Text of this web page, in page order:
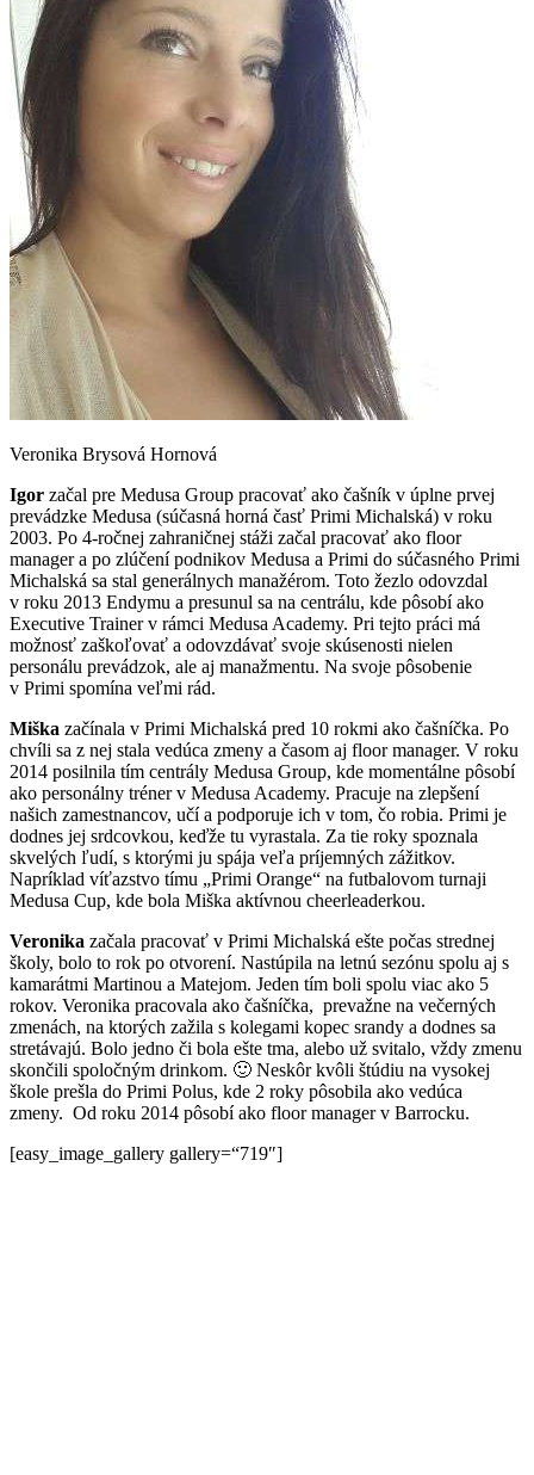
Veronika Brysová Hornová
Igor začal pre Medusa Group pracovať ako čašník v úplne prvej
prevádzke Medusa (súčasná horná časť Primi Michalská) v roku
2003. Po 4-ročnej zahraničnej stáži začal pracovať ako floor
manager a po zlúčení podnikov Medusa a Primi do súčasného Primi
Michalská sa stal generálnych manažérom. Toto žezlo odovzdal
v roku 2013 Endymu a presunul sa na centrálu, kde pôsobí ako
Executive Trainer v rámci Medusa Academy. Pri tejto práci má
možnosť zaškoľovať a odovzdávať svoje skúsenosti nielen
personálu prevádzok, ale aj manažmentu. Na svoje pôsobenie
v Primi spomína veľmi rád.
Miška začínala v Primi Michalská pred 10 rokmi ako čašníčka. Po
chvíli sa z nej stala vedúca zmeny a časom aj floor manager. V roku
2014 posilnila tím centrály Medusa Group, kde momentálne pôsobí
ako personálny tréner v Medusa Academy. Pracuje na zlepšení
našich zamestnancov, učí a podporuje ich v tom, čo robia. Primi je
dodnes jej srdcovkou, keďže tu vyrastala. Za tie roky spoznala
skvelých ľudí, s ktorými ju spája veľa príjemných zážitkov.
Napríklad víťazstvo tímu „Primi Orange“ na futbalovom turnaji
Medusa Cup, kde bola Miška aktívnou cheerleaderkou.
Veronika začala pracovať v Primi Michalská ešte počas strednej
školy, bolo to rok po otvorení. Nastúpila na letnú sezónu spolu aj s
kamarátmi Martinou a Matejom. Jeden tím boli spolu viac ako 5
rokov. Veronika pracovala ako čašníčka, prevažne na večerných
zmenách, na ktorých zažila s kolegami kopec srandy a dodnes sa
stretávajú. Bolo jedno či bola ešte tma, alebo už svitalo, vždy zmenu
skončili spoločným drinkom. 🙂 Neskôr kvôli štúdiu na vysokej
škole prešla do Primi Polus, kde 2 roky pôsobila ako vedúca
zmeny. Od roku 2014 pôsobí ako floor manager v Barrocku.
[easy_image_gallery gallery=“719″]